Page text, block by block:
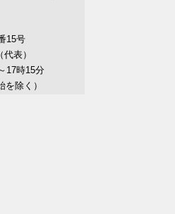
15号
（代表）
17時15分
を除く）